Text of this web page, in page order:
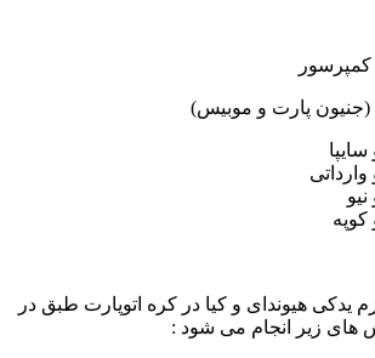
(جنیون پارت و موبیس)
کوپه
یدکی هیوندای و کیا در کره اتوپارت طبق در
زیر انجام می شود :